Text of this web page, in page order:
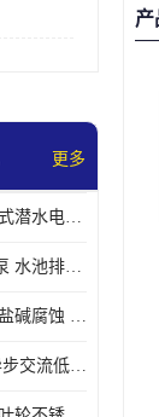
更多
津奥特 并联双浮筒式潜水电泵 矿山抢险泵 大流量卧式安装 可提供定制
高扬程不锈钢潜水泵 水池排水 变频 井用潜水电泵供应 能耗低 工厂批发
不锈钢潜海水泵 耐盐碱腐蚀 大流量 立式卧式下吸式安装 厂家定制
津奥特 全铜电机 异步交流低压潜水电机 运行稳定售后质保 致电咨询
产